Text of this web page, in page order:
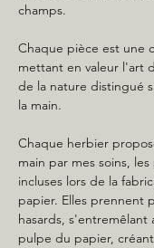
champs.
Chaque pièce est une
mettant en valeur l'art
de la nature distingué
la main.
Chaque herbier
main par mes soins,
incluses lors de la
papier. Elles prennent
hasards, s'entremêlant
pulpe du papier,